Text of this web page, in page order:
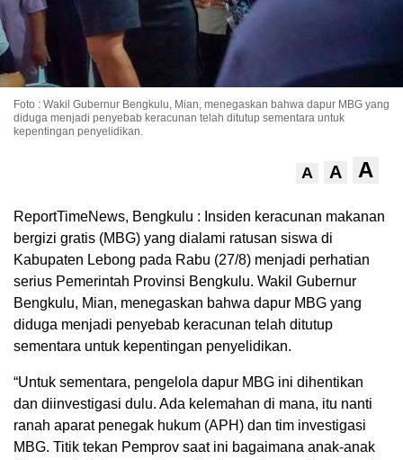
Foto : Wakil Gubernur Bengkulu, Mian, menegaskan bahwa dapur MBG yang
diduga menjadi penyebab keracunan telah ditutup sementara untuk
kepentingan penyelidikan.
A A A
ReportTimeNews, Bengkulu : Insiden keracunan makanan
bergizi gratis (MBG) yang dialami ratusan siswa di
Kabupaten Lebong pada Rabu (27/8) menjadi perhatian
serius Pemerintah Provinsi Bengkulu. Wakil Gubernur
Bengkulu, Mian, menegaskan bahwa dapur MBG yang
diduga menjadi penyebab keracunan telah ditutup
sementara untuk kepentingan penyelidikan.
“Untuk sementara, pengelola dapur MBG ini dihentikan
dan diinvestigasi dulu. Ada kelemahan di mana, itu nanti
ranah aparat penegak hukum (APH) dan tim investigasi
MBG. Titik tekan Pemprov saat ini bagaimana anak-anak